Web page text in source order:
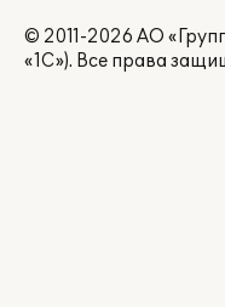
© 2011-2026 АО
«1С»). Все права